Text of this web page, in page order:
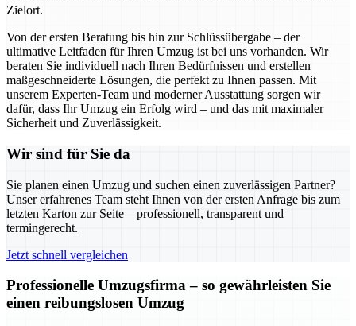
Zielort.
Von der ersten Beratung bis hin zur Schlüssübergabe – der
ultimative Leitfaden für Ihren Umzug ist bei uns vorhanden. Wir
beraten Sie individuell nach Ihren Bedürfnissen und erstellen
maßgeschneiderte Lösungen, die perfekt zu Ihnen passen. Mit
unserem Experten-Team und moderner Ausstattung sorgen wir
dafür, dass Ihr Umzug ein Erfolg wird – und das mit maximaler
Sicherheit und Zuverlässigkeit.
Wir sind für Sie da
Sie planen einen Umzug und suchen einen zuverlässigen Partner?
Unser erfahrenes Team steht Ihnen von der ersten Anfrage bis zum
letzten Karton zur Seite – professionell, transparent und
termingerecht.
Jetzt schnell vergleichen
Professionelle Umzugsfirma – so gewährleisten Sie
einen reibungslosen Umzug